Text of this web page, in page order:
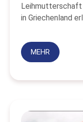
Leihmutterschaft
in Griechenland
MEHR